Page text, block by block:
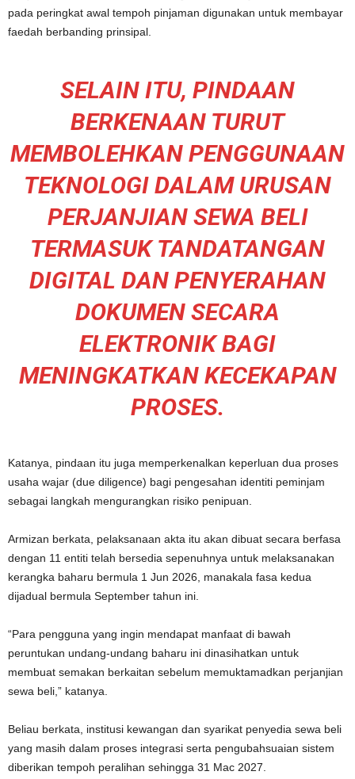
pada peringkat awal tempoh pinjaman digunakan untuk membayar
faedah berbanding prinsipal.
SELAIN ITU, PINDAAN
BERKENAAN TURUT
MEMBOLEHKAN PENGGUNAAN
TEKNOLOGI DALAM URUSAN
PERJANJIAN SEWA BELI
TERMASUK TANDATANGAN
DIGITAL DAN PENYERAHAN
DOKUMEN SECARA
ELEKTRONIK BAGI
MENINGKATKAN KECEKAPAN
PROSES.
Katanya, pindaan itu juga memperkenalkan keperluan dua proses
usaha wajar (due diligence) bagi pengesahan identiti peminjam
sebagai langkah mengurangkan risiko penipuan.
Armizan berkata, pelaksanaan akta itu akan dibuat secara berfasa
dengan 11 entiti telah bersedia sepenuhnya untuk melaksanakan
kerangka baharu bermula 1 Jun 2026, manakala fasa kedua
dijadual bermula September tahun ini.
“Para pengguna yang ingin mendapat manfaat di bawah
peruntukan undang-undang baharu ini dinasihatkan untuk
membuat semakan berkaitan sebelum memuktamadkan perjanjian
sewa beli,” katanya.
Beliau berkata, institusi kewangan dan syarikat penyedia sewa beli
yang masih dalam proses integrasi serta pengubahsuaian sistem
diberikan tempoh peralihan sehingga 31 Mac 2027.